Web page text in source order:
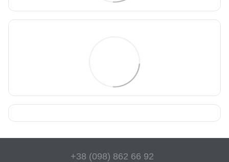
+38 (098) 862 66 92